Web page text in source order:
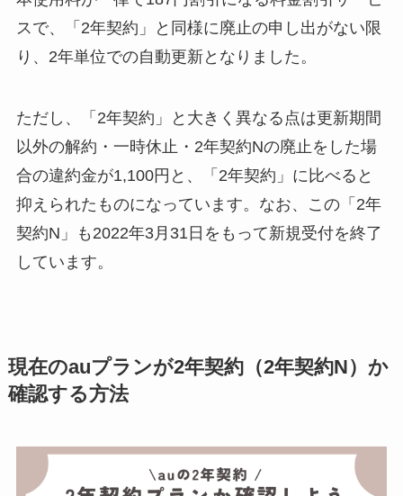
スで、「2年契約」と同様に廃止の申し出がない限
り、2年単位での自動更新となりました。
ただし、「2年契約」と大きく異なる点は更新期間
以外の解約・一時休止・2年契約Nの廃止をした場
合の違約金が1,100円と、「2年契約」に比べると
抑えられたものになっています。なお、この「2年
契約N」も2022年3月31日をもって新規受付を終了
しています。
現在のauプランが2年契約（2年契約N）か
確認する方法